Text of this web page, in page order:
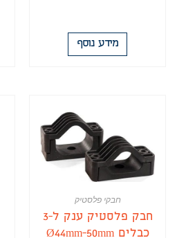
מידע נוסף
חבקי פלסטיק
חבק פלסטיק ענק ל-3
כבלים Ø44mm-50mm